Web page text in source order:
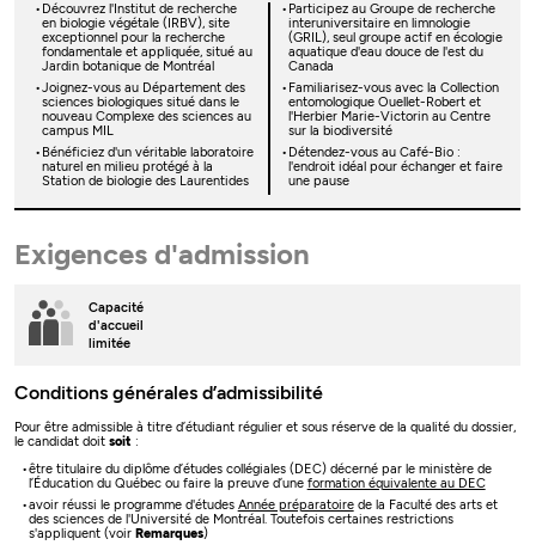
Découvrez l'Institut de recherche
en biologie végétale (IRBV), site
exceptionnel pour la recherche
fondamentale et appliquée, situé au
Jardin botanique de Montréal
Participez au Groupe de recherche
interuniversitaire en limnologie
(GRIL), seul groupe actif en écologie
aquatique d'eau douce de l'est du
Canada
Joignez-vous au Département des
sciences biologiques situé dans le
nouveau Complexe des sciences au
campus MIL
Familiarisez-vous avec la Collection
entomologique Ouellet-Robert et
l'Herbier Marie-Victorin au Centre
sur la biodiversité
Bénéficiez d'un véritable laboratoire
naturel en milieu protégé à la
Station de biologie des Laurentides
Détendez-vous au Café-Bio :
l'endroit idéal pour échanger et faire
une pause
Exigences d'admission
Capacité
d'accueil
limitée
Conditions générales d’admissibilité
Pour être admissible à titre d’étudiant régulier et sous réserve de la qualité du dossier,
le candidat doitsoit :
être titulaire du diplôme d’études collégiales (DEC) décerné par le ministère de
l’Éducation du Québec ou faire la preuve d’une formation équivalente au DEC
avoir réussi le programme d'études Année préparatoirede la Faculté des arts et
des sciences de l'Université de Montréal. Toutefois certaines restrictions
s'appliquent (voir Remarques)